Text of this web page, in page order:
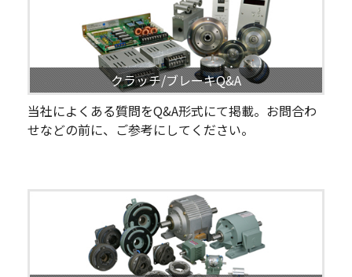
クラッチ/ブレーキQ&A
当社によくある質問をQ&A形式にて掲載。お問合わ
せなどの前に、ご参考にしてください。